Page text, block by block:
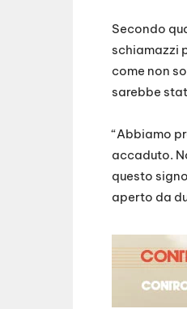
Secondo
schiamazzi
come non
sarebbe
“Abbiamo
accaduto.
questo
aperto da